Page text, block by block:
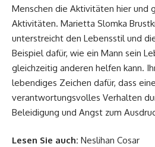
Menschen die Aktivitäten hier und
Aktivitäten. Marietta Slomka
unterstreicht den Lebensstil und
Beispiel dafür, wie ein Mann sein
gleichzeitig anderen helfen kann.
lebendiges Zeichen dafür, dass
verantwortungsvolles Verhalten
Beleidigung und Angst zum
Lesen Sie auch: Neslihan Cosar